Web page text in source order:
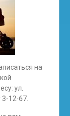
на
ул.
12-67.